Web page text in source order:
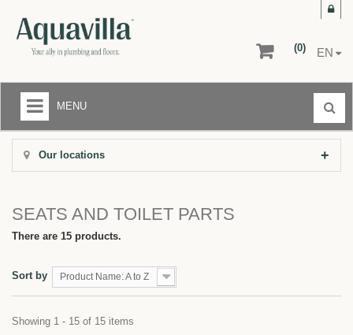
MENU
+
KITCHENS
FLOORS AND WALLS
AFTER-SALE SERVICE
RETURNS
EN
(0)
Our locations
SEATS AND TOILET PARTS
There are 15 products.
Sort by Product Name: A to Z
Showing 1 - 15 of 15 items